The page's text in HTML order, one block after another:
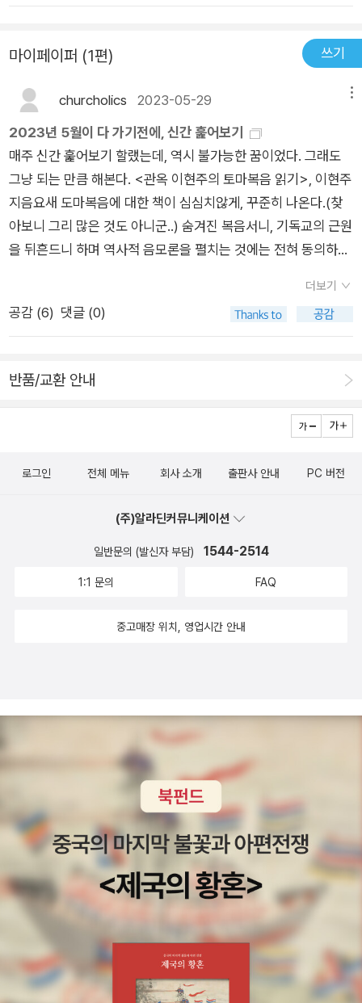
황이고 맞지 않는 상황인가 분별력과 대처능력이 없이는 살아갈
수 없다. 도움이 필요한 사람에겐 도움의 손길과 간절한 기도로
간구한다. 미처 도움되지 못할때에는 기도로 손을 모은다. 어찌해
주지 못할 상황에는 안타깝게도 기도뿐이다. 차분한 묵상의 글이
나를 인도한다. 무엇이 옳은 길이고 방향인지 묵상하니 정리가 되
었다. P.20 자기 의사를 타인에게 부과하여 그가 내 뜻을 수행하
는 것을 볼 때 만족을 느끼기도 한다. 권력에의 의지이다. 권력에
의 의지는 분수를 모르기에 언제나 한계를 넘는다. 성격급한 나는
참음, 인내가 턱없이 부족하다. 더더 참고 기다리고 멈춰야 한다.
저자는 머뭇거림이 필요하다고 했다. 서로를 위한 '머뭇거림'이
사람을 조종하고 가스라이팅을 하는 사람이 있다. 사람을 대할때
에 서로의 돈독한 신뢰도 중요하지만 존중하는 태도나 행동이 없
으면 바로 시정조치를 하도록 상대에게 전달하던지, 전달해도 변
함, 서슴없음, 개념없음은 겸손과 배려가 없는 사람은 책임감이
없는 태도로 일관한다. 타인을 자기손아귀에 쥐고 조종하려는 행
내리고 있을 것인가 생각하게 되었다. 나는 활발하고 쾌활한 반면
로 좋지 않았다. 맞춰주는 성격탓에 나중지나면 내가 해주는 것은
당연한 것이 되버리는 상황을 내가 만들기에 나의 최선책은 좀 더
오래보고 끝까지 가고 싶다면 적당한 거리를 둬야겠다 싶어서 가
P.151 욕망이 삶의 중심이 되면 우리는 고립을 면하기 어렵다. 부
이 하나님을 믿는다고 하는자라 답답했다. 회개와 깨달음이 없는
람은 속빈 강정일 뿐이다. 안타까운 건 본인만 모른다는 것이다.
팍팍하고 바쁜 삶에 주변을 둘러볼일이 없어보이지만 챙겨주고
마음써주며 예수님의 사랑을 조금이나마 실천하고 주변을 돌아
보며 말씀과 묵상을 더 가까이하여 하나님과 가까워져야겠다.
마이페이퍼 (1편) 쓰기
churcholics 2023-05-29
2023년 5월이 다 가기전에, 신간 훑어보기
매주 신간 훑어보기 할랬는데, 역시 불가능한 꿈이었다. 그래도
그냥 되는 만큼 해본다. <관옥 이현주의 토마복음 읽기>, 이현주
지음요새 도마복음에 대한 책이 심심치않게, 꾸준히 나온다.(찾
아보니 그리 많은 것도 아니군..) 숨겨진 복음서니, 기독교의 근원
을 뒤흔드니 하며 역사적 음모론을 펼치는 것에는 전혀 동의하지
흥미롭다고 생각한다. 그런 면에서 이현주 목사님은 꽤 괜찮은 안
내자가 될 듯. 하지만 굳이 사서 볼지는 잘 모르겠다. 인연이 닿으
의 선구자이자 영성가 토마스 베리의 평전이다. 이미 저술은 대부
분이 번역되어 나왔는데 평전이 오히려 뒤늦은 감이 있다. 토마스
베리와 웬델 베리가 맨날 헷갈리지만(헷갈릴만 하잖아!) 두 사람
마스 머튼 생각도 나고. 하여간 언제 읽을지는 모르겠지만 일단
적여봐야곘다. <당신의 친구는 안녕하신가>, 김기석 지음, 두
란노 펴냄김기석 목사님 책이 또 나왔다. 한 사람이 이정도 책을
써도 되나 싶을 정도로 많이 나와서 흥미를 잃은지 오래다. 모두
가? 목회자가 쓰는 설교나 칼럼을 그냥 다 모아서 내는거라 이정
되어 있다. 김기석 목사님은 사유의 호흡이 의외로 길지 않은 분
이라 짧은 글도 꽤 어울다. 도서관에서 빌려봐야지. <지구촌
기독교 선교 역사 이해의 지평들>, 박형진 지음, IVP펴냄19-20
세기 기독교 선교의 역사를 인물을 중심으로 다루었다. 인물의 생
애와 사역이 아니라, 그 인물이 선교를 어떻게 보고 교회사를 어
떻게 서술했는가를 중심으로 봤다는 점에서 독특하다. 학자를 중
심으로 기독교 이해의 변화를 추적한 일종의 사상사 책이라고 보
면 될 듯 하다. '지구촌 기독교'라는게 아마 세계 기독교 global c
hristianity를 말하는 것 같은데 굳이 '지구촌'이라고 쓴 이유는 무
엇이며, 선택한 학자들을 고른 이유는 무엇일지 매우 흥미롭다.
목차와 소개글을 훑어보며 추측해보는 것만으로도 공부가 된다.
실제로 읽어보면 배울게 더 많을 듯. 이런건 일단 산다. <우리가
예배하는 하나님>, 니콜라스 월터스토프 지음, 이민희 김동규 설
더보기
공감 (6) 댓글 (0)
반품/교환 안내
로그인 전체 메뉴 회사 소개 출판사 안내 PC 버전
(주)알라딘커뮤니케이션
일반문의 (발신자 부담) 1544-2514
1:1 문의 FAQ
중고매장 위치, 영업시간 안내